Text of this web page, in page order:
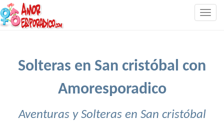
Solteras en San cristóbal con
Amoresporadico
Aventuras y Solteras en San cristóbal